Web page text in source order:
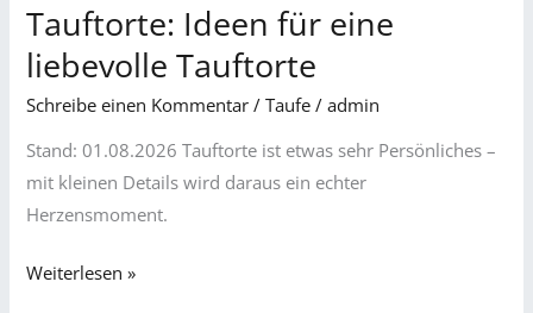
Tauftorte: Ideen für eine
liebevolle Tauftorte
Schreibe einen Kommentar /Taufe /admin
Stand: 01.08.2026 Tauftorte ist etwas sehr Persönliches –
mit kleinen Details wird daraus ein echter
Herzensmoment.
Tauftorte:
Ideen
für
eine
liebevolle
Tauftorte
Weiterlesen »